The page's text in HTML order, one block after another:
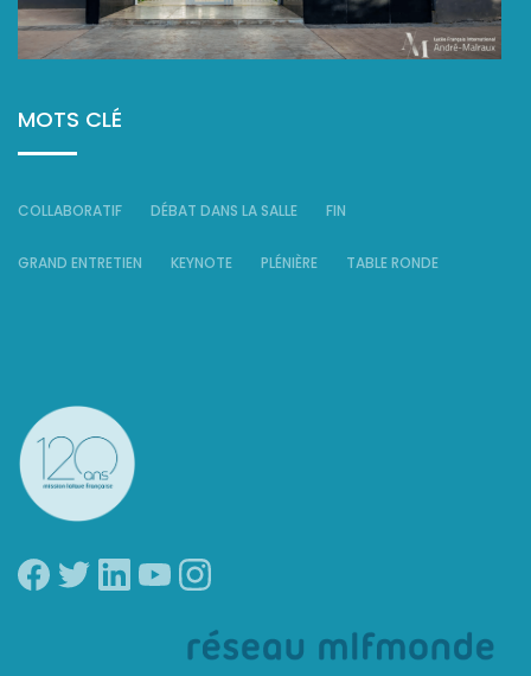
MOTS CLÉ
COLLABORATIF DÉBAT DANS LA SALLE FIN
GRAND ENTRETIEN KEYNOTE PLÉNIÈRE TABLE RONDE